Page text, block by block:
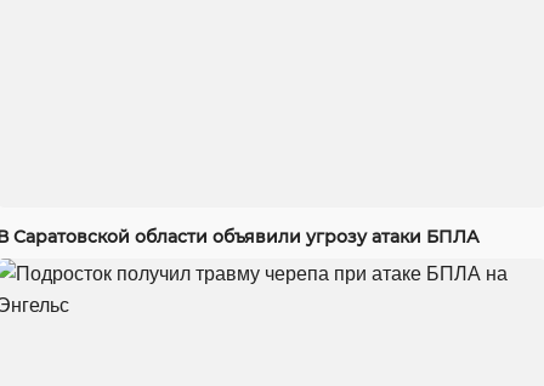
Саратовской области объявили угрозу атаки БПЛА